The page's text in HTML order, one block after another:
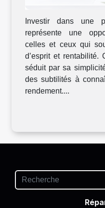
Investir dans une
représente une
celles et ceux qui
d’esprit et rentabilité.
séduit par sa
des subtilités à
rendement....